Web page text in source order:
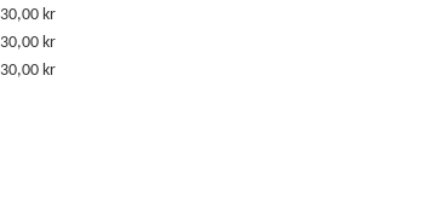
30,00 kr
30,00 kr
30,00 kr